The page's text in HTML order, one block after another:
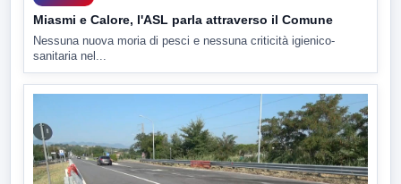
Miasmi e Calore, l'ASL parla attraverso il Comune
Nessuna nuova moria di pesci e nessuna criticità igienico-
sanitaria nel...